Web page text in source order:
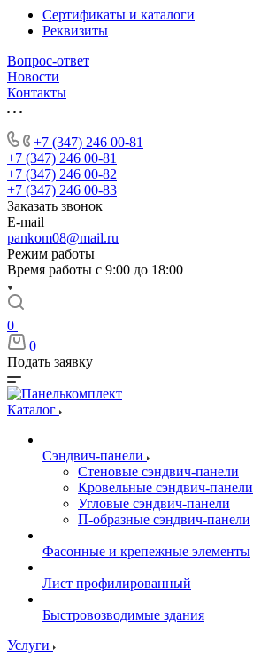
Сертификаты и каталоги
Реквизиты
Вопрос-ответ
Новости
Контакты
+7 (347) 246 00-81
+7 (347) 246 00-81
+7 (347) 246 00-82
+7 (347) 246 00-83
Заказать звонок
E-mail
pankom08@mail.ru
Режим работы
Время работы с 9:00 до 18:00
0
0
Подать заявку
Каталог
Сэндвич-панели
Стеновые сэндвич-панели
Кровельные сэндвич-панели
Угловые сэндвич-панели
П-образные сэндвич-панели
Фасонные и крепежные элементы
Лист профилированный
Быстровозводимые здания
Услуги